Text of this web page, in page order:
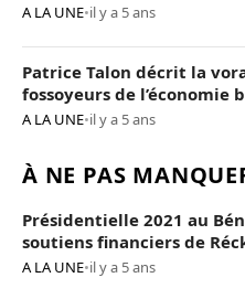
A LA UNE•il y a 5 ans
Patrice Talon décrit la
fossoyeurs de l’économie
A LA UNE•il y a 5 ans
À NE PAS
Présidentielle 2021 au
soutiens financiers de
A LA UNE•il y a 5 ans